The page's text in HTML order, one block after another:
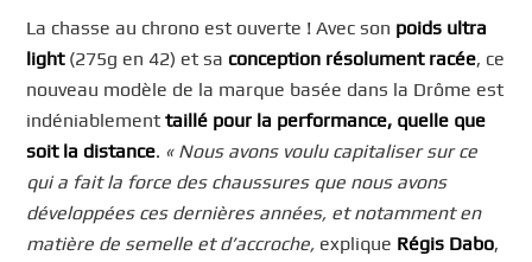
La chasse au chrono est ouverte ! Avec son poids ultra
light(275g en 42) et sa conception résolument racée, ce
nouveau modèle de la marque basée dans la Drôme est
indéniablementtaillé pour la performance, quelle que
soit la distance. « Nous avons voulu capitaliser sur ce
qui a fait la force des chaussures que nous avons
développées ces dernières années, et notamment en
matière de semelle et d’accroche, explique Régis Dabo,